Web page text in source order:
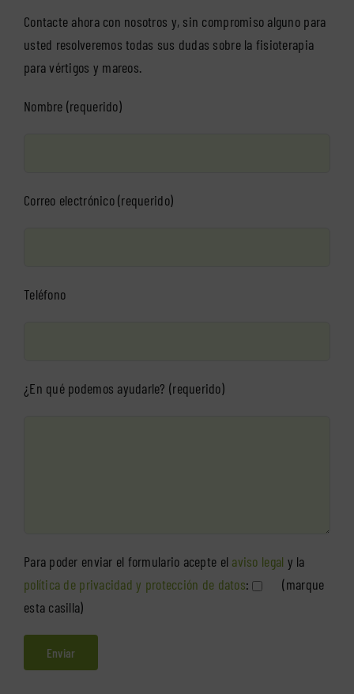
Contacte ahora con nosotros y, sin compromiso alguno para
usted resolveremos todas sus dudas sobre la fisioterapia
para vértigos y mareos.
Nombre (requerido)
Correo electrónico (requerido)
Teléfono
¿En qué podemos ayudarle? (requerido)
Para poder enviar el formulario acepte el aviso legal y la
política de privacidad y protección de datos:
(marque
esta casilla)